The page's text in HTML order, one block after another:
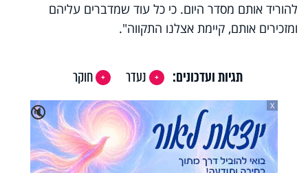
להוריד אותם מסדר היום. כי כל עוד שמדברים עליהם
ומזכירים אותם, קיימת אצלנו התקווה".
תגיות ועדכונים: נעדר
חוקר
🔇
X